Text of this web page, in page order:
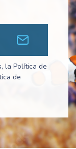
la Política de
de